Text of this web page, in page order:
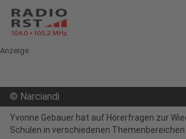
Anzeige
© Narciandi
Yvonne Gebauer hat auf Hörerfragen zur
Schulen in verschiedenen